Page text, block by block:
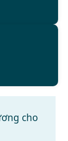
cho